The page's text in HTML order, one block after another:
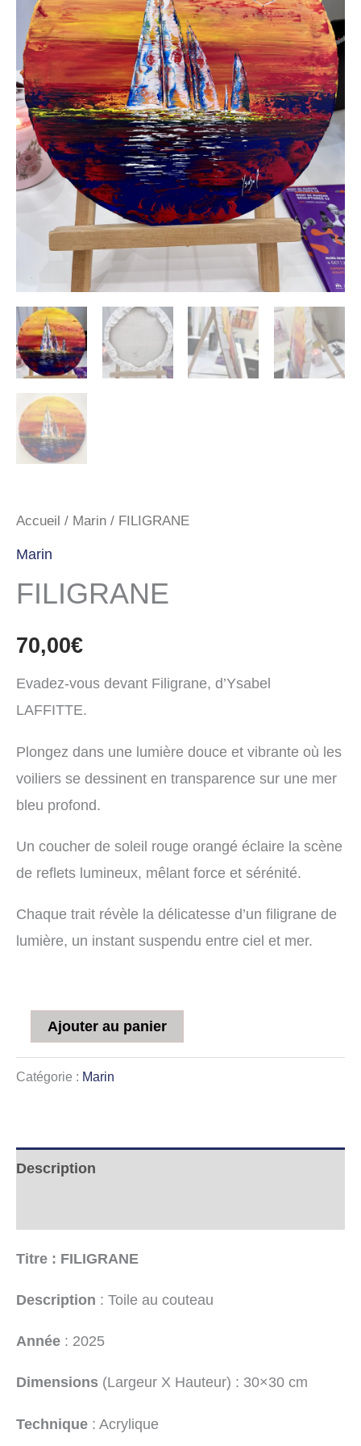
Accueil / Marin / FILIGRANE
Marin
FILIGRANE
70,00€
Evadez-vous devant Filigrane, d’Ysabel
LAFFITTE.
Plongez dans une lumière douce et vibrante où les
voiliers se dessinent en transparence sur une mer
bleu profond.
Un coucher de soleil rouge orangé éclaire la scène
de reflets lumineux, mêlant force et sérénité.
Chaque trait révèle la délicatesse d’un filigrane de
lumière, un instant suspendu entre ciel et mer.
Ajouter au panier
Catégorie : Marin
Description
Titre : FILIGRANE
Description : Toile au couteau
Année : 2025
Dimensions (Largeur X Hauteur) : 30×30 cm
Technique : Acrylique